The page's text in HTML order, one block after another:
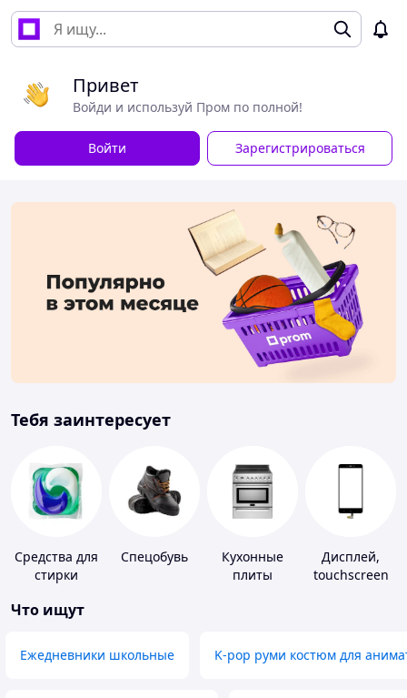
Привет
Войди и используй Пром по полной!
Войти Зарегистрироваться
Тебя заинтересует
Средства для
стирки
Спецобувь
Кухонные
плиты
Дисплей,
touchscreen
Что ищут
Ежедневники школьные K-pop руми костюм для